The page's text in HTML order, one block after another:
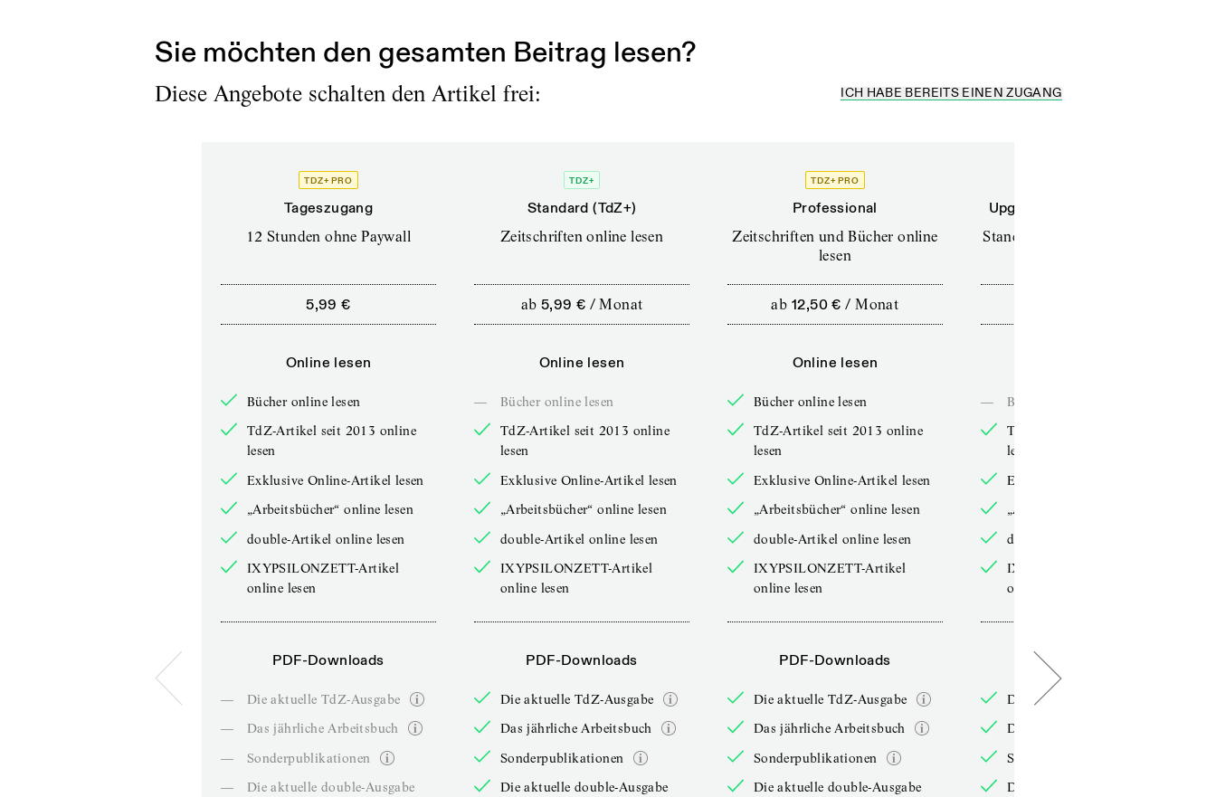
Sie möchten den gesamten Beitrag lesen?
Diese Angebote schalten den Artikel frei: ICH HABE BEREITS EINEN ZUGANG
TDZ+ PRO
Tageszugang
12 Stunden ohne Paywall
5,99 €
Online lesen
Bücher online lesen
TdZ-Artikel seit 2013 online
lesen
Exklusive Online-Artikel lesen
„Arbeitsbücher“ online lesen
double-Artikel online lesen
IXYPSILONZETT-Artikel
online lesen
PDF-Downloads
—
Die aktuelle TdZ-Ausgabe
—
Das jährliche Arbeitsbuch
—
Sonderpublikationen
—
Die aktuelle double-Ausgabe
TDZ+
Standard (TdZ+)
Zeitschriften online lesen
ab 5,99 € /Monat
Online lesen
—
Bücher online lesen
TdZ-Artikel seit 2013 online
lesen
Exklusive Online-Artikel lesen
„Arbeitsbücher“ online lesen
double-Artikel online lesen
IXYPSILONZETT-Artikel
online lesen
PDF-Downloads
Die aktuelle TdZ-Ausgabe
Das jährliche Arbeitsbuch
Sonderpublikationen
Die aktuelle double-Ausgabe
TDZ+ PRO
Professional
Zeitschriften und Bücher online
lesen
ab 12,50 € /Monat
Online lesen
Bücher online lesen
TdZ-Artikel seit 2013 online
lesen
Exklusive Online-Artikel lesen
„Arbeitsbücher“ online lesen
double-Artikel online lesen
IXYPSILONZETT-Artikel
online lesen
PDF-Downloads
Die aktuelle TdZ-Ausgabe
Das jährliche Arbeitsbuch
Sonderpublikationen
Die aktuelle double-Ausgabe
Upgrade für Printabonnenten
Standard (TdZ+) – Zeitschriften
—
Bücher online lesen
TdZ-Artikel seit 2013 online
lesen
Exklusive Online-Artikel lesen
„Arbeitsbücher“ online lesen
double-Artikel online lesen
IXYPSILONZETT-Artikel
online lesen
PDF-Downloads
Die aktuelle TdZ-Ausgabe
Das jährliche Arbeitsbuch
Sonderpublikationen
Die aktuelle double-Ausgabe